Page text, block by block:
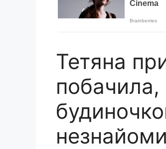
Тетяна
побачила,